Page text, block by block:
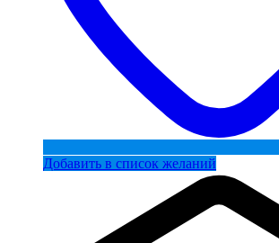
Добавить в список желаний